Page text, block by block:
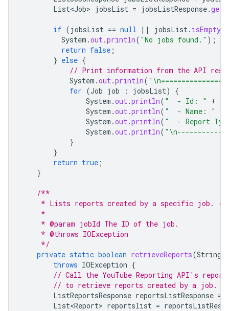
List<Job> jobsList = jobsListResponse.
if ( jobsList == null || jobsList. isEmpty
System .out.println( "No jobs found." );
return false ;
} else {
// Print information from the API
System .out.println(
for (Job job : jobsList)
{
System .out.println( "  - Id: " +
System .out.println( "  - Name: "
System .out.println( "  - Report
System .out.println(
}
}
return true ;
}
/**
* Lists reports created by a specific job.
     *
     * @param jobId The ID of the job.
     * @throws IOException
     */
private static boolean retrieveReports(String
throws IOException {
// Call the YouTube Reporting API's
// to retrieve reports created by a job.
ListReportsResponse reportsListResponse =
List<Report> reportslist =